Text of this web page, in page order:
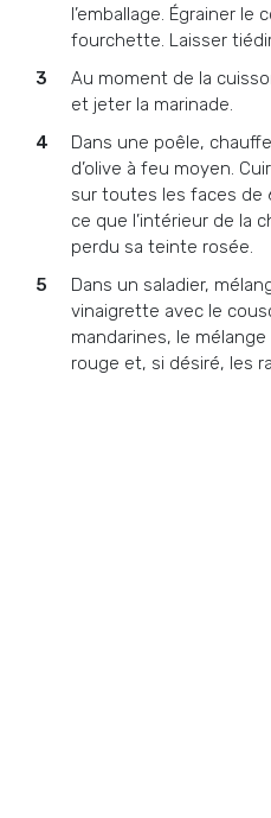
l’emballage. Égrainer le
fourchette. Laisser
Au moment de la
et jeter la marinade.
Dans une poêle,
d’olive à feu moyen.
sur toutes les faces de
ce que l’intérieur de la
perdu sa teinte rosée.
Dans un saladier,
vinaigrette avec le
mandarines, le mélange
rouge et, si désiré, les